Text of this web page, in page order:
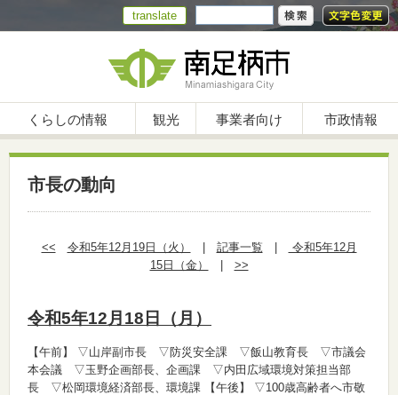
translate
くらしの情報 観光 事業者向け 市政情報
市長の動向
<< 令和5年12月19日（火） 記事一覧
令和5年12月
15日（金）
>>
令和5年12月18日（月）
【午前】
▽山岸副市長 ▽防災安全課 ▽飯山教育長 ▽市議会
本会議 ▽玉野企画部長、企画課 ▽内田広域環境対策担当部
長 ▽松岡環境経済部長、環境課 【午後】
▽100歳高齢者へ市敬